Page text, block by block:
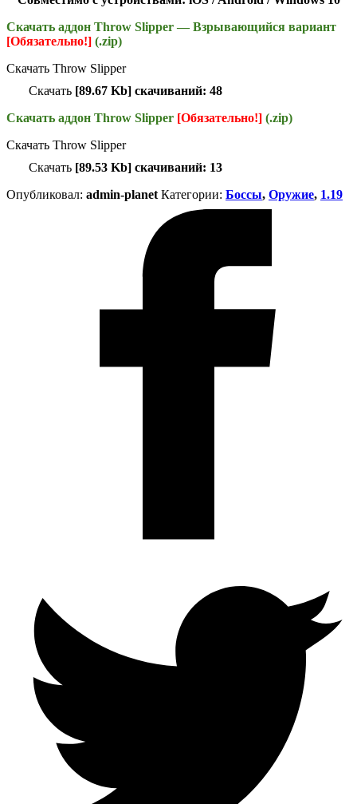
Скачать аддон Throw Slipper — Взрывающийся вариант
[Обязательно!] (.zip)
Скачать Throw Slipper
Скачать [89.67 Kb] скачиваний: 48
Скачать аддон Throw Slipper [Обязательно!] (.zip)
Скачать Throw Slipper
Скачать [89.53 Kb] скачиваний: 13
Опубликовал: admin-planet Категории: Боссы, Оружие, 1.19